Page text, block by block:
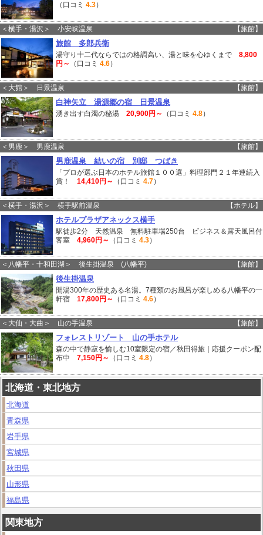
（口コミ 4.3）
＜横手・湯沢＞ 小安峡温泉 【旅館】
旅館 多郎兵衛
湯守り十二代ならではの格調高い、湯と味を心ゆくまで 8,800
円～
（口コミ 4.6）
＜大館＞ 日景温泉 【旅館】
白神矢立 湯源郷の宿 日景温泉
湧き出す白濁の秘湯 20,900円～ （口コミ 4.8）
＜男鹿＞ 男鹿温泉 【旅館】
男鹿温泉 結いの宿 別邸 つばき
「プロが選ぶ日本のホテル旅館１００選」料理部門２１年連続入
賞！ 14,410円～ （口コミ 4.7）
＜横手・湯沢＞ 横手駅前温泉 【ホテル】
ホテルプラザアネックス横手
駅徒歩2分 天然温泉 無料駐車場250台 ビジネス＆露天風呂付
客室 4,960円～ （口コミ 4.3）
＜八幡平・十和田湖＞ 後生掛温泉 (八幡平) 【旅館】
後生掛温泉
開湯300年の歴史ある名湯。7種類のお風呂が楽しめる八幡平の一
軒宿 17,800円～ （口コミ 4.6）
＜大仙・大曲＞ 山の手温泉 【旅館】
フォレストリゾート 山の手ホテル
森の中で静寂を愉しむ10室限定の宿／秋田得旅｜応援クーポン配
布中 7,150円～ （口コミ 4.8）
北海道・東北地方
北海道
青森県
岩手県
宮城県
秋田県
山形県
福島県
関東地方